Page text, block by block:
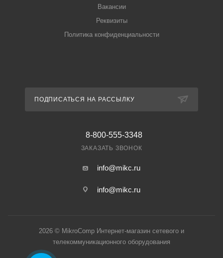
Вакансии
Реквизиты
Политика конфиденциальности
ПОДПИСАТЬСЯ НА РАССЫЛКУ
8-800-555-3348
ЗАКАЗАТЬ ЗВОНОК
info@mikc.ru
info@mikc.ru
2026 © MikroComp Интернет-магазин сетевого и
телекоммуникационного оборудования